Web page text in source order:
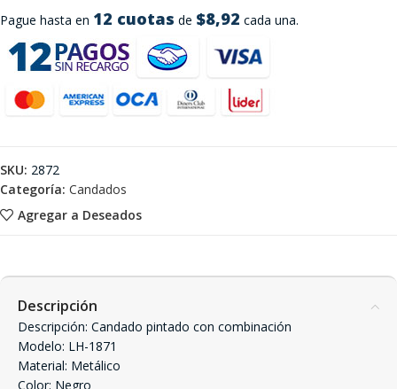
Pague hasta en 12 cuotas de $8,92 cada una.
Agregar a Deseados
SKU: 2872
Categoría: Candados
Descripción
Descripción: Candado pintado con combinación
Modelo: LH-1871
Material: Metálico
Color: Negro